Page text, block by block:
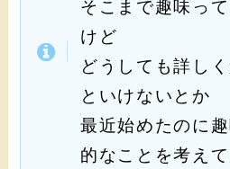
そこまで趣味っ
けど
どうしても詳し
といけないとか
最近始めたのに
的なことを考え